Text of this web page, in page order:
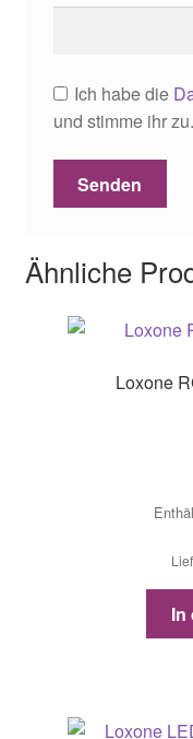
Ich habe die
und stimme ihr zu.
Ähnliche
Loxone
In